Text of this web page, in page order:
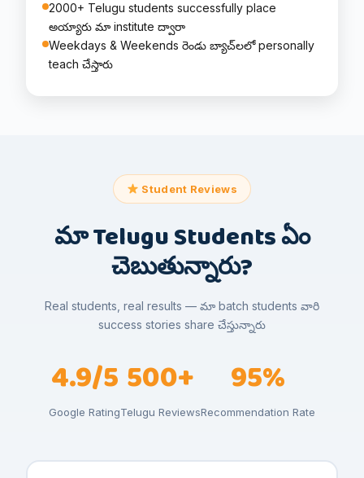
2000+ Telugu students successfully place
అయ్యారు మా institute ద్వారా
Weekdays & Weekends రెండు బ్యాచ్‌లలో personally
teach చేస్తారు
Student Reviews
మా Telugu Students ఏం
చెబుతున్నారు?
Real students, real results — మా batch students వారి
success stories share చేస్తున్నారు
4.9/5
Google Rating
500+
Telugu Reviews
95%
Recommendation Rate